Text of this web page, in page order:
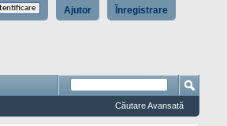
Înregistrare
Ajutor
Căutare Avansată